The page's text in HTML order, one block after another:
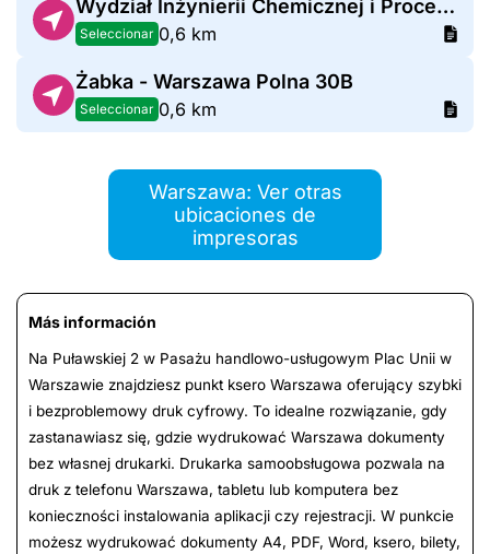
Wydział Inżynierii Chemicznej i Procesowej
Seleccionar 0,6 km
Żabka - Warszawa Polna 30B
Seleccionar 0,6 km
Warszawa: Ver otras
ubicaciones de
impresoras
Más información
Na Puławskiej 2 w Pasażu handlowo-usługowym Plac Unii w
Warszawie znajdziesz punkt ksero Warszawa oferujący szybki
i bezproblemowy druk cyfrowy. To idealne rozwiązanie, gdy
zastanawiasz się, gdzie wydrukować Warszawa dokumenty
bez własnej drukarki. Drukarka samoobsługowa pozwala na
druk z telefonu Warszawa, tabletu lub komputera bez
konieczności instalowania aplikacji czy rejestracji. W punkcie
możesz wydrukować dokumenty A4, PDF, Word, ksero, bilety,